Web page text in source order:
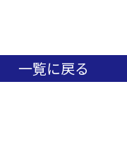
一覧に戻る